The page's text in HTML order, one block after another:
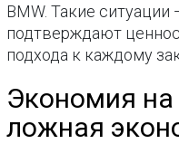
BMW. Такие
подтверждают
подхода к каждому
Экономия
ложная